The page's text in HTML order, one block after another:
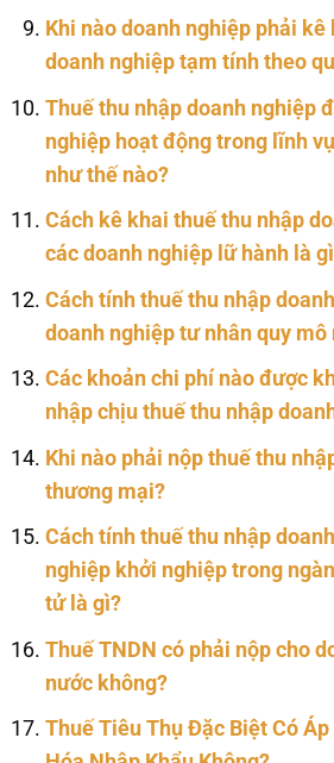
Khi nào doanh nghiệp phải
doanh nghiệp tạm tính theo
Thuế thu nhập doanh nghiệp
nghiệp hoạt động trong lĩnh
như thế nào?
Cách kê khai thuế thu nhập
các doanh nghiệp lữ hành là
Cách tính thuế thu nhập
doanh nghiệp tư nhân quy mô
Các khoản chi phí nào được
nhập chịu thuế thu nhập
Khi nào phải nộp thuế thu
thương mại?
Cách tính thuế thu nhập
nghiệp khởi nghiệp trong
tử là gì?
Thuế TNDN có phải nộp cho
nước không?
Thuế Tiêu Thụ Đặc Biệt Có